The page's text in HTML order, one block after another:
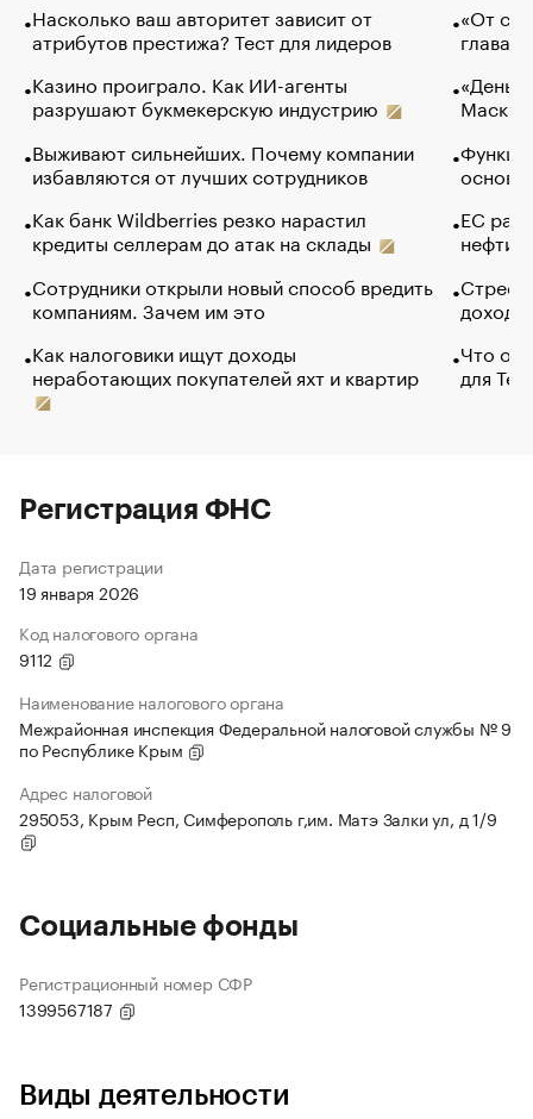
Насколько ваш авторитет зависит от
атрибутов престижа? Тест для лидеров
Казино проиграло. Как ИИ-агенты
разрушают букмекерскую индустрию
Выживают сильнейших. Почему компании
избавляются от лучших сотрудников
Как банк Wildberries резко нарастил
кредиты селлерам до атак на склады
Сотрудники открыли новый способ вредить
компаниям. Зачем им это
Как налоговики ищут доходы
неработающих покупателей яхт и квартир
«От
глава
Маск в
основ
ЕС
нефти
Что
для
Регистрация ФНС
Дата регистрации
19 января 2026
Код налогового органа
9112
Наименование налогового органа
Межрайонная инспекция Федеральной налоговой службы № 9
по Республике Крым
Адрес налоговой
295053, Крым Респ, Симферополь г,им. Матэ Залки ул, д 1/9
Социальные фонды
Регистрационный номер СФР
1399567187
Виды деятельности